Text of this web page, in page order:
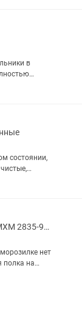
в
как на
дам
состоянии,
разные
Холодильник Atlant МХМ 2835-90 белый
нет
полка на